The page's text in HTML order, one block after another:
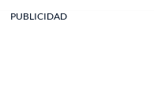
PUBLICIDAD